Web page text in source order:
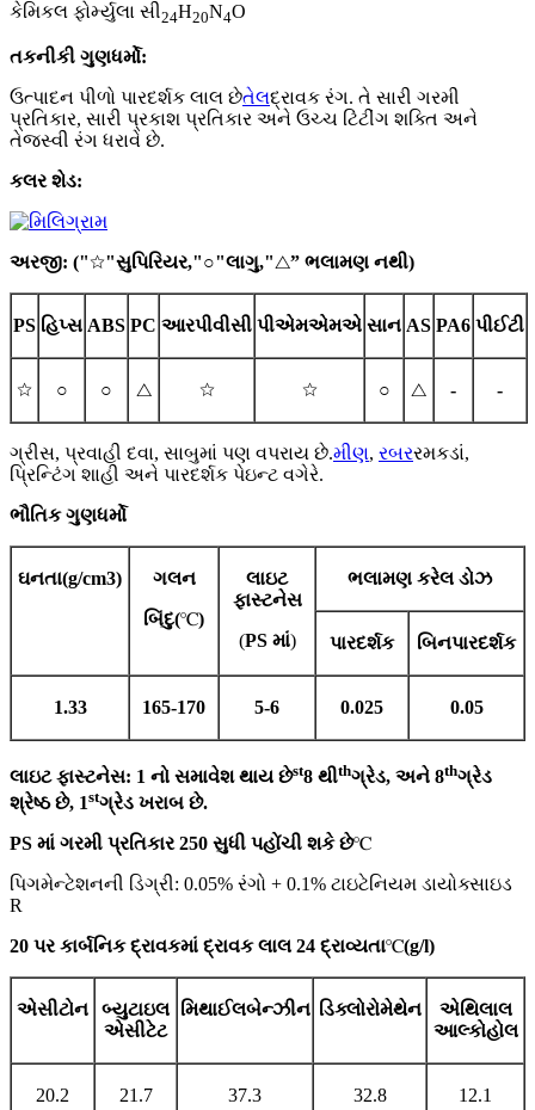
કેમિકલ ફોર્મ્યુલા સી24H20N4O
તકનીકી ગુણધર્મો:
ઉત્પાદન પીળો પારદર્શક લાલ છેતેલદ્રાવક રંગ. તે સારી ગરમી
પ્રતિકાર, સારી પ્રકાશ પ્રતિકાર અને ઉચ્ચ ટિંટીંગ શક્તિ અને
તેજસ્વી રંગ ધરાવે છે.
કલર શેડ:
અરજી: ("☆"સુપિરિયર,"○"લાગુ,"△” ભલામણ નથી)
PS હિપ્સ ABS PC આરપીવીસી પીએમએમએ સાન AS PA6 પીઈટી
☆ ○ ○ △ ☆ ☆ ○ △ - -
ગ્રીસ, પ્રવાહી દવા, સાબુમાં પણ વપરાય છે.મીણ, રબરરમકડાં,
પ્રિન્ટિંગ શાહી અને પારદર્શક પેઇન્ટ વગેરે.
ભૌતિક ગુણધર્મો
ઘનતા(g/cm3)
ગલન
બિંદુ(℃)
લાઇટ
ફાસ્ટનેસ
(PS માં)
ભલામણ કરેલ ડોઝ
પારદર્શક બિનપારદર્શક
1.33 165-170 5-6 0.025 0.05
લાઇટ ફાસ્ટનેસ: 1 નો સમાવેશ થાય છેst8 થીthગ્રેડ, અને 8thગ્રેડ
શ્રેષ્ઠ છે, 1stગ્રેડ ખરાબ છે.
PS માં ગરમી પ્રતિકાર 250 સુધી પહોંચી શકે છે℃
પિગમેન્ટેશનની ડિગ્રી: 0.05% રંગો + 0.1% ટાઇટેનિયમ ડાયોક્સાઇડ
R
20 પર કાર્બનિક દ્રાવકમાં દ્રાવક લાલ 24 દ્રાવ્યતા℃(g/l)
એસીટોન
બ્યુટાઇલ
એસીટેટ
મિથાઈલબેન્ઝીન ડિક્લોરોમેથેન
એથિલાલ
આલ્કોહોલ
20.2 21.7 37.3 32.8 12.1